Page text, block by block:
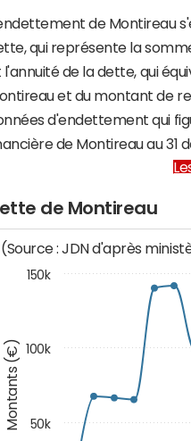
de Montireau
qui représente la
l'annuité de la dette, qui
et du montant de
d'endettement qui
de Montireau au 31
de Montireau
Montants (€)
(Source : JDN d'après
50k
100k
150k